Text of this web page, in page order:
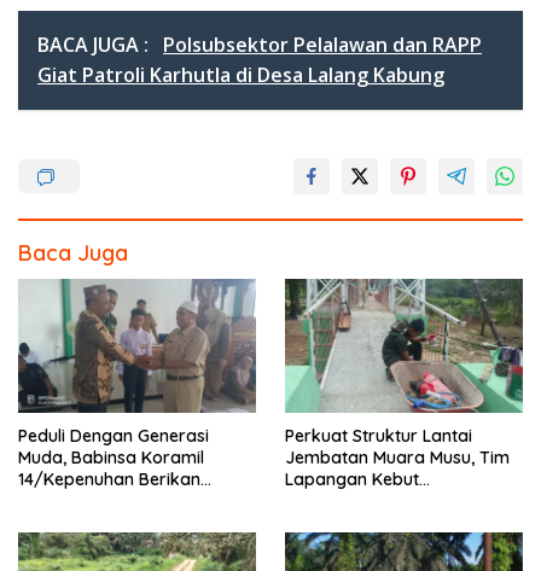
e
b
o
itt
er
e ar
e
BACA JUGA :
Polsubsektor Pelalawan dan RAPP
Giat Patroli Karhutla di Desa Lalang Kabung
Baca Juga
Peduli Dengan Generasi
Muda, Babinsa Koramil
14/Kepenuhan Berikan
Perkuat Struktur Lantai
Jembatan Muara Musu, Tim
Lapangan Kebut